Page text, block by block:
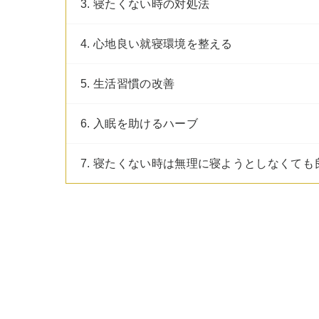
3. 寝たくない時の対処法
4. 心地良い就寝環境を整える
5. 生活習慣の改善
6. 入眠を助けるハーブ
7. 寝たくない時は無理に寝ようとしなくても